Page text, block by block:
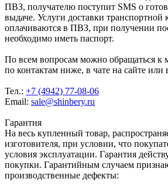
ПВЗ, получателю поступит SMS о
выдаче. Услуги доставки транспортной
оплачиваются в ПВЗ, при получении
необходимо иметь паспорт.
По всем вопросам можно обращаться
по контактам ниже, в чате на сайте или
Тел.: +7 (4942) 77-08-06
Email: sale@shinbery.ru
Гарантия
На весь купленный товар,
изготовителя, при условии, что
условия эксплуатации. Гарантия
покупки. Гарантийным случаем
производственные дефекты: